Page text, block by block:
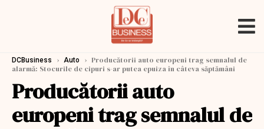
DCBusiness › Auto › Producătorii auto europeni trag semnalul de
alarmă: Stocurile de cipuri s-ar putea epuiza în câteva săptămâni
Producătorii auto
europeni trag semnalul de